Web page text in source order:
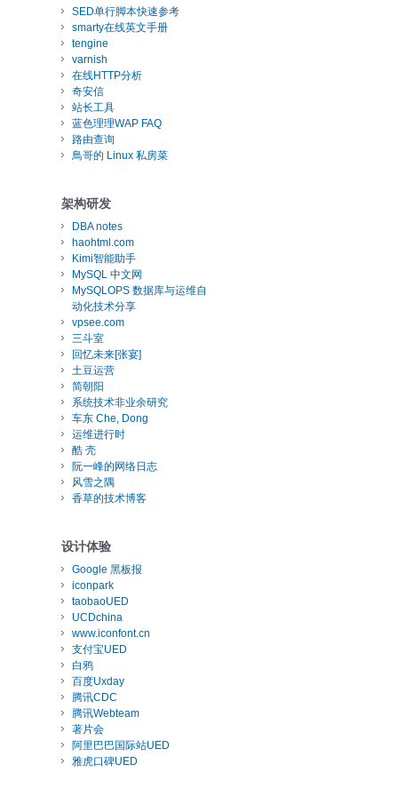
SED单行脚本快速参考
smarty在线英文手册
tengine
varnish
在线HTTP分析
奇安信
站长工具
蓝色理理WAP FAQ
路由查询
鳥哥的 Linux 私房菜
架构研发
DBA notes
haohtml.com
Kimi智能助手
MySQL 中文网
MySQLOPS 数据库与运维自
动化技术分享
vpsee.com
三斗室
回忆未来[张宴]
土豆运营
简朝阳
系统技术非业余研究
车东 Che, Dong
运维进行时
酷 壳
阮一峰的网络日志
风雪之隅
香草的技术博客
设计体验
Google 黑板报
iconpark
taobaoUED
UCDchina
www.iconfont.cn
支付宝UED
白鸦
百度Uxday
腾讯CDC
腾讯Webteam
著片会
阿里巴巴国际站UED
雅虎口碑UED